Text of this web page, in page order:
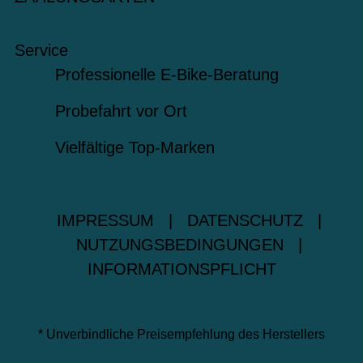
Service
Professionelle E-Bike-Beratung
Probefahrt vor Ort
Vielfältige Top-Marken
IMPRESSUM DATENSCHUTZ
NUTZUNGSBEDINGUNGEN
INFORMATIONSPFLICHT
* Unverbindliche Preisempfehlung des Herstellers